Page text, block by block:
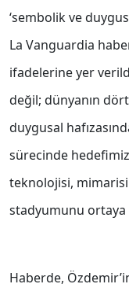
‘sembolik ve
La Vanguardia
ifadelerine yer
değil; dünyanın
duygusal
sürecinde
teknolojisi, mimarisi
stadyumunu ortaya
Haberde,